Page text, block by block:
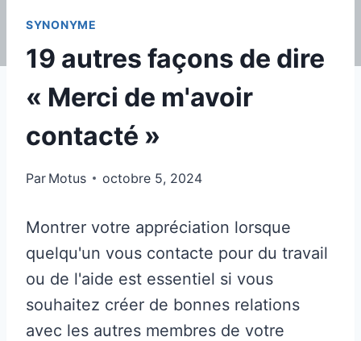
SYNONYME
19 autres façons de dire
« Merci de m'avoir
contacté »
Par Motus octobre 5, 2024
Montrer votre appréciation lorsque
quelqu'un vous contacte pour du travail
ou de l'aide est essentiel si vous
souhaitez créer de bonnes relations
avec les autres membres de votre